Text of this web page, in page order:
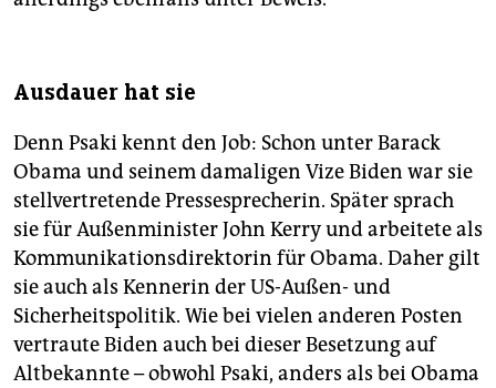
Ausdauer hat sie
Denn Psaki kennt den Job: Schon unter Barack
Obama und seinem damaligen Vize Biden war sie
stellvertretende Pressesprecherin. Später sprach
sie für Außenminister John Kerry und arbeitete als
Kommunikationsdirektorin für Obama. Daher gilt
sie auch als Kennerin der US-Außen- und
Sicherheitspolitik. Wie bei vielen anderen Posten
vertraute Biden auch bei dieser Besetzung auf
Altbekannte – obwohl Psaki, anders als bei Obama